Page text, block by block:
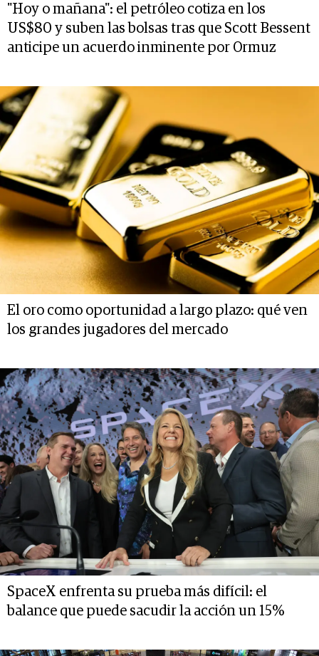
"Hoy o mañana": el petróleo cotiza en los
US$80 y suben las bolsas tras que Scott Bessent
anticipe un acuerdo inminente por Ormuz
El oro como oportunidad a largo plazo: qué ven
los grandes jugadores del mercado
SpaceX enfrenta su prueba más difícil: el
balance que puede sacudir la acción un 15%